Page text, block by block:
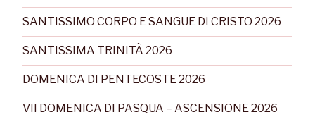
SANTISSIMO CORPO E SANGUE DI CRISTO 2026
SANTISSIMA TRINITÀ 2026
DOMENICA DI PENTECOSTE 2026
VII DOMENICA DI PASQUA – ASCENSIONE 2026